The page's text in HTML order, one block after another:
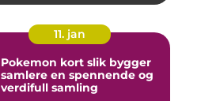
11. jan
Pokemon kort slik bygger
samlere en spennende og
verdifull samling